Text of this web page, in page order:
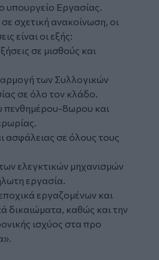
υπουργείο Εργασίας.
σχετική ανακοίνωση, οι
είναι οι εξής:
σε μισθούς και
των Συλλογικών
σε όλο τον κλάδο.
πενθημέρου-8ωρου και
ασφάλειας σε όλους τους
ελεγκτικών μηχανισμών
εργασία.
εργαζομένων και
δικαιώματα, καθώς και την
ισχύος στα προ